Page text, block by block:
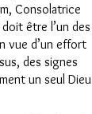
Consolatrice
être l’un des
vue d’un effort
des signes
un seul Dieu